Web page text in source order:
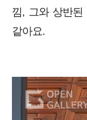
낌, 그와 상반
같아요.